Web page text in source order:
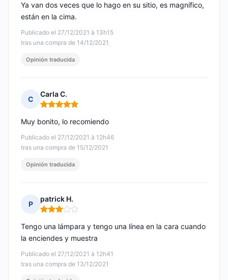
Publicado el 27/12/2021 à 13h15
tras una compra de 14/12/2021
Ya van dos veces que lo hago en su sitio, es magnífico,
están en la cima.
Opinión traducida
C
Carla C.
Nota: 5 de 5
Publicado el 27/12/2021 à 12h46
tras una compra de 15/12/2021
Muy bonito, lo recomiendo
Opinión traducida
P
patrick H.
Nota: 3 de 5
Publicado el 27/12/2021 à 12h41
tras una compra de 13/12/2021
Tengo una lámpara y tengo una línea en la cara cuando
la enciendes y muestra